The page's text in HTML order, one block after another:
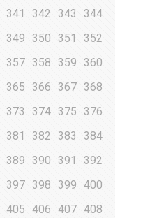
341 342 343
344
349 350 351
352
357 358 359 360
365 366 367 368
373 374 375 376
381 382 383
384
389 390 391
392
397 398 399
400
405 406 407 408